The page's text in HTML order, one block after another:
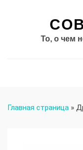
То, о чем
Главная страница »